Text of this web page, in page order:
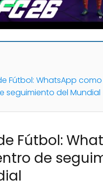
Fútbol: WhatsApp como
seguimiento del Mundial
Fútbol:
de